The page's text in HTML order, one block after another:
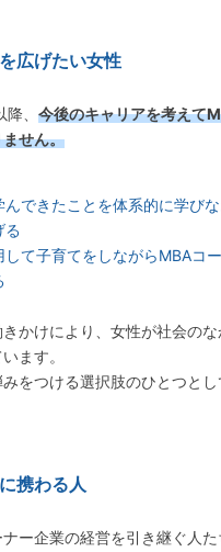
広げたい女性
、 今後のキャリアを考えて
せん。
んできたことを体系的に学び
る
して子育てをしながらMBAコ
かけにより、女性が社会の
ます。
をつける選択肢のひとつと
携わる人
ー企業の経営を引き継ぐ人